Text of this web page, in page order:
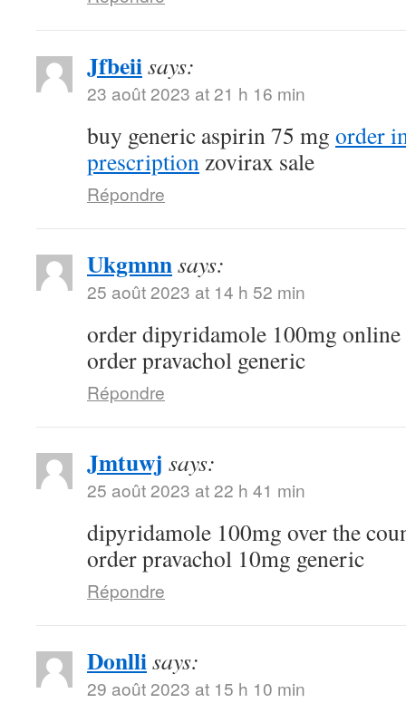
Jfbeiisays:
23 août 2023 at 21 h 16 min
buy generic aspirin 75 mg order
prescriptionzovirax sale
Répondre
Ukgmnnsays:
25 août 2023 at 14 h 52 min
order dipyridamole 100mg online
order pravachol generic
Répondre
Jmtuwj says:
25 août 2023 at 22 h 41 min
dipyridamole 100mg over the
order pravachol 10mg generic
Répondre
Donllisays:
29 août 2023 at 15 h 10 min